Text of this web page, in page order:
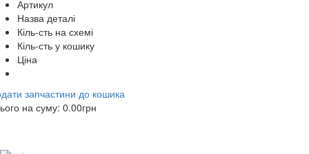
Артикул
Назва деталі
Кіль-сть на схемі
Кіль-сть у кошику
Ціна
запчастини до кошика
на суму: 0.00грн